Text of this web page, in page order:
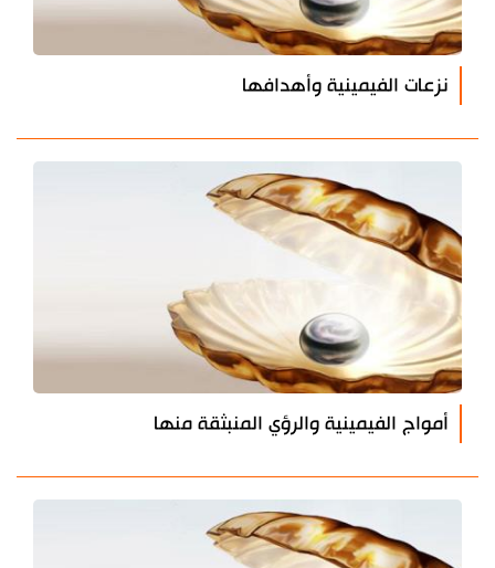
نزعات الفيمينية وأهدافها
أمواج الفيمينية والرؤي المنبثقة منها